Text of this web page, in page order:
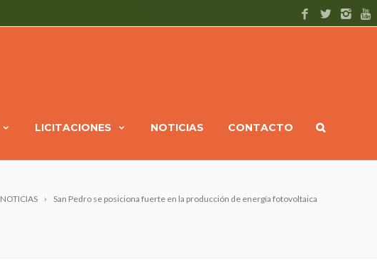
LICITACIONES NOTICIAS CONTACTO
NOTICIAS San Pedro se posiciona fuerte en la producción de energía fotovoltaica